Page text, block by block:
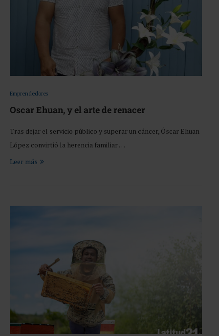
Emprendedores
Oscar Ehuan, y el arte de renacer
Tras dejar el servicio público y superar un cáncer, Óscar Ehuan
López convirtió la herencia familiar …
Leer más